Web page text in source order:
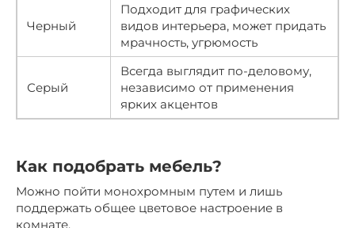
Черный
Подходит для графических
видов интерьера, может придать
мрачность, угрюмость
Серый
Всегда выглядит по-деловому,
независимо от применения
ярких акцентов
Как подобрать мебель?
Можно пойти монохромным путем и лишь
поддержать общее цветовое настроение в
комнате.